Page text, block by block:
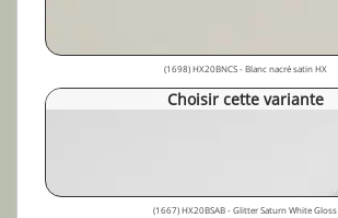
(1698) HX20BNCS - Blanc nacré satin HX
Choisir cette variante
(1667) HX20BSAB - Glitter Saturn White Gloss